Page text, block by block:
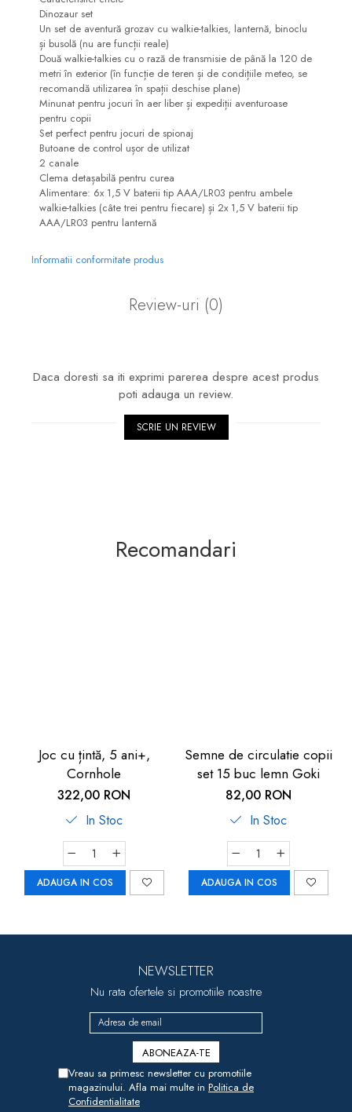
Dinozaur set
Un set de aventură grozav cu walkie-talkies, lanternă, binoclu
și busolă (nu are funcții reale)
Două walkie-talkies cu o rază de transmisie de până la 120 de
metri în exterior (în funcție de teren și de condițiile meteo, se
recomandă utilizarea în spații deschise plane)
Minunat pentru jocuri în aer liber și expediții aventuroase
pentru copii
Set perfect pentru jocuri de spionaj
Butoane de control ușor de utilizat
2 canale
Clema detașabilă pentru curea
Alimentare: 6x 1,5 V baterii tip AAA/LR03 pentru ambele
walkie-talkies (câte trei pentru fiecare) și 2x 1,5 V baterii tip
AAA/LR03 pentru lanternă
Informatii conformitate produs
Review-uri (0)
Daca doresti sa iti exprimi parerea despre acest produs
poti adauga un review.
SCRIE UN REVIEW
Recomandari
Joc cu țintă, 5 ani+,
Cornhole
322,00 RON
In Stoc
ADAUGA IN COS
Semne de circulatie copii
set 15 buc lemn Goki
82,00 RON
In Stoc
ADAUGA IN COS
NEWSLETTER
Nu rata ofertele si promotiile noastre
Vreau sa primesc newsletter cu promotiile
magazinului. Afla mai multe in Politica de
Confidentialitate